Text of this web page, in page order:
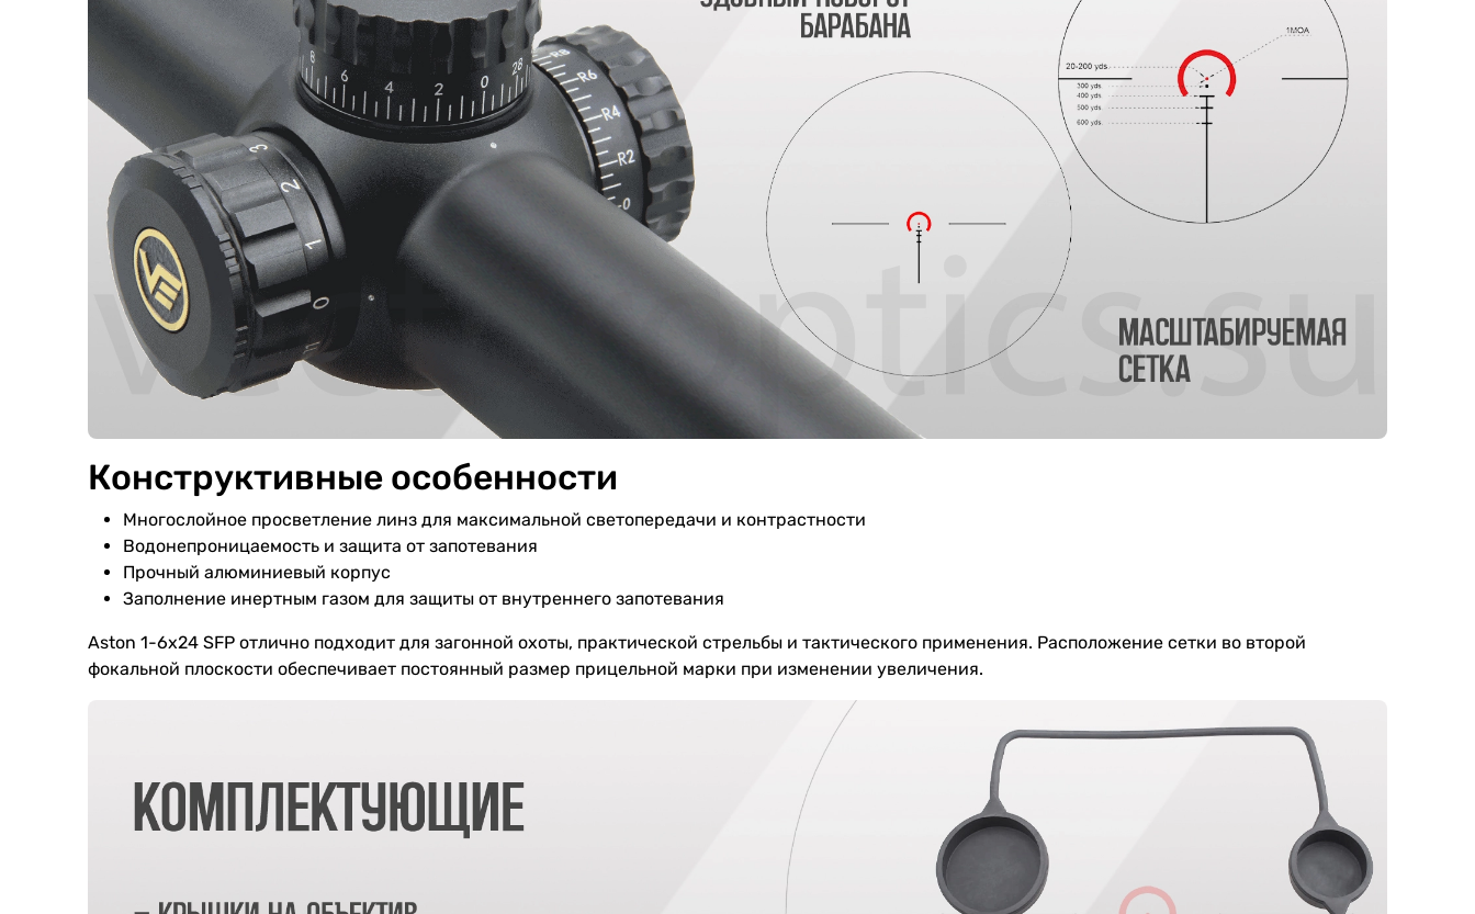
Конструктивные особенности
Многослойное просветление линз для максимальной светопередачи и контрастности
Водонепроницаемость и защита от запотевания
Прочный алюминиевый корпус
Заполнение инертным газом для защиты от внутреннего запотевания
Aston 1-6x24 SFP отлично подходит для загонной охоты, практической стрельбы и тактического применения. Расположение сетки во второй
фокальной плоскости обеспечивает постоянный размер прицельной марки при изменении увеличения.